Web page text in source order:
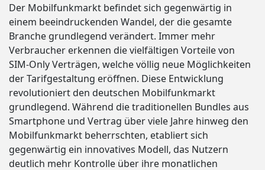
Der Mobilfunkmarkt befindet sich gegenwärtig in
einem beeindruckenden Wandel, der die gesamte
Branche grundlegend verändert. Immer mehr
Verbraucher erkennen die vielfältigen Vorteile von
SIM-Only Verträgen, welche völlig neue Möglichkeiten
der Tarifgestaltung eröffnen. Diese Entwicklung
revolutioniert den deutschen Mobilfunkmarkt
grundlegend. Während die traditionellen Bundles aus
Smartphone und Vertrag über viele Jahre hinweg den
Mobilfunkmarkt beherrschten, etabliert sich
gegenwärtig ein innovatives Modell, das Nutzern
deutlich mehr Kontrolle über ihre monatlichen